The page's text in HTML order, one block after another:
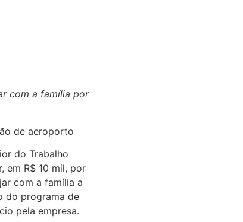
com a família por
de aeroporto
do Trabalho
em R$ 10 mil, por
com a família a
do programa de
pela empresa.